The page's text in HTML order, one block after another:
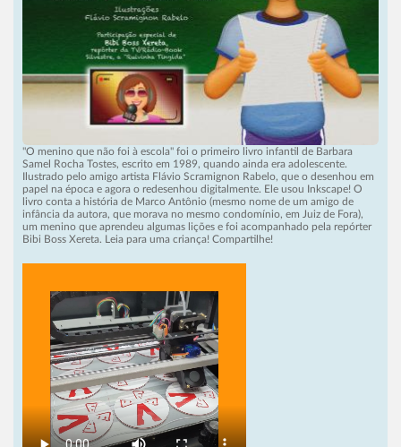
"O menino que não foi à escola" foi o primeiro livro infantil de Barbara
Samel Rocha Tostes, escrito em 1989, quando ainda era adolescente.
Ilustrado pelo amigo artista Flávio Scramignon Rabelo, que o desenhou em
papel na época e agora o redesenhou digitalmente. Ele usou Inkscape! O
livro conta a história de Marco Antônio (mesmo nome de um amigo de
infância da autora, que morava no mesmo condomínio, em Juiz de Fora),
um menino que aprendeu algumas lições e foi acompanhado pela repórter
Bibi Boss Xereta. Leia para uma criança! Compartilhe!